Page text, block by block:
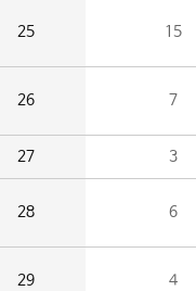
25 15
26 7
27 3
28 6
29 4